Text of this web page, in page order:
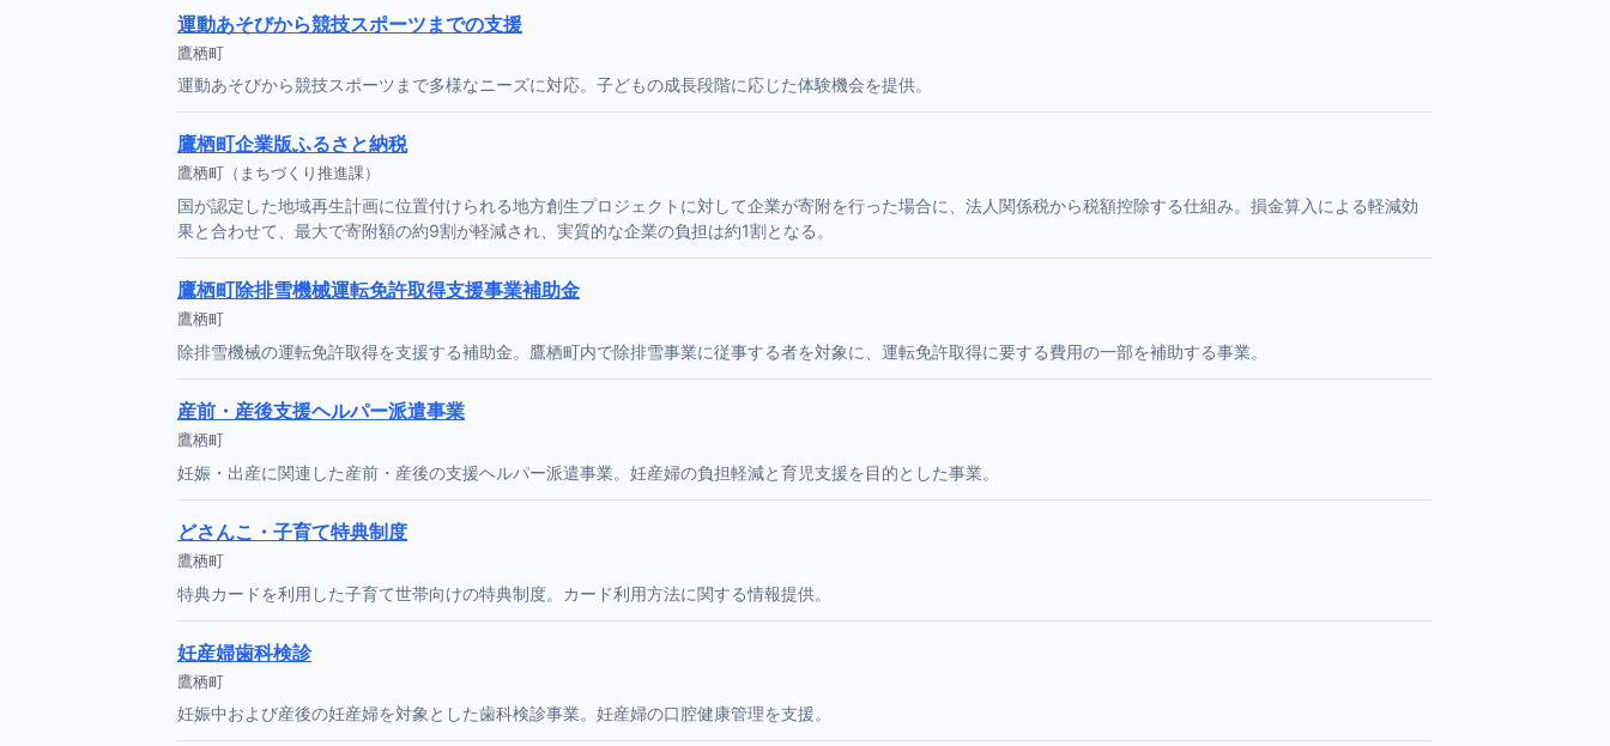
運動あそびから競技スポーツまでの支援
鷹栖町
運動あそびから競技スポーツまで多様なニーズに対応。子どもの成長段階に応じた体験機会を提供。
鷹栖町企業版ふるさと納税
鷹栖町（まちづくり推進課）
国が認定した地域再生計画に位置付けられる地方創生プロジェクトに対して企業が寄附を行った場合に、法人関係税から税額控除する仕組み。損金算入による軽減効
果と合わせて、最大で寄附額の約9割が軽減され、実質的な企業の負担は約1割となる。
鷹栖町除排雪機械運転免許取得支援事業補助金
鷹栖町
除排雪機械の運転免許取得を支援する補助金。鷹栖町内で除排雪事業に従事する者を対象に、運転免許取得に要する費用の一部を補助する事業。
産前・産後支援ヘルパー派遣事業
鷹栖町
妊娠・出産に関連した産前・産後の支援ヘルパー派遣事業。妊産婦の負担軽減と育児支援を目的とした事業。
どさんこ・子育て特典制度
鷹栖町
特典カードを利用した子育て世帯向けの特典制度。カード利用方法に関する情報提供。
妊産婦歯科検診
鷹栖町
妊娠中および産後の妊産婦を対象とした歯科検診事業。妊産婦の口腔健康管理を支援。